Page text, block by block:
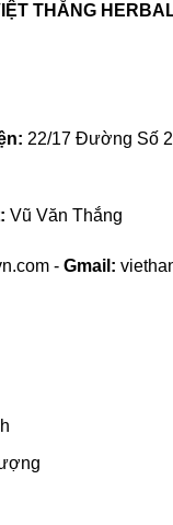
THẮNG
22/17 Đường Số
Vũ Văn Thắng
- Gmail: